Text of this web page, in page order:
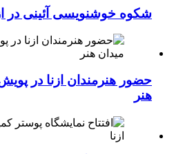
شکوه خوشنویسی آئینی در
حضور هنرمندان ازنا در
هنر